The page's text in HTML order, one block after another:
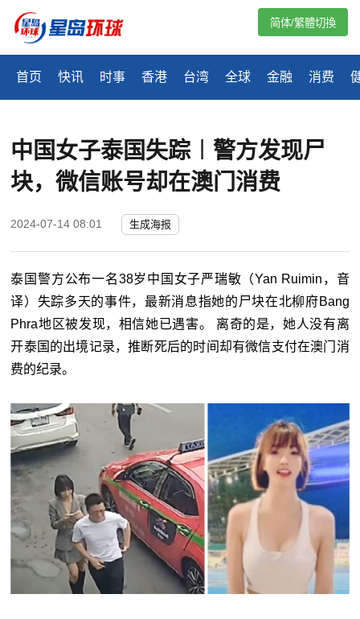
首页 快讯 时事 香港 台湾 全球 金融 消费
简体/繁體切換
中国女子泰国失踪︱警方发现尸
块，微信账号却在澳门消费
2024-07-14 08:01 生成海报
泰国警方公布一名38岁中国女子严瑞敏（Yan Ruimin，音
译）失踪多天的事件，最新消息指她的尸块在北柳府Bang
Phra地区被发现，相信她已遇害。 离奇的是，她人没有离
开泰国的出境记录，推断死后的时间却有微信支付在澳门消
费的纪录。